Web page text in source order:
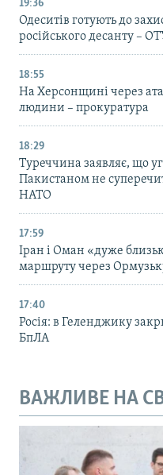
19:36
Одеситів готують до
російського десанту –
18:55
На Херсонщині через
людини – прокуратура
18:29
Туреччина заявляє, що
Пакистаном не
НАТО
17:59
Іран і Оман «дуже
маршруту через
17:40
Росія: в Геленджику
БпЛА
ВАЖЛИВЕ НА